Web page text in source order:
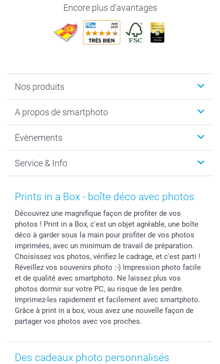
Encore plus d'avantages
Nos produits
Cadeaux photo
MyNameBook
Développement photo & Tirage photo
Cadres photo & accessoires déco
Stickers & Etiquettes
Chèque Cadeau
A propos de smartphoto
Durabilité
Gestion des cookies
Mentions Légales
Affiliation
Investor Relations
B2B smartbusiness
Droit de rétractation
Évènements
Nouvel An
Fête des Mères
Confirmation ou communion
Mariage
Fête d'anniversaire
Collection naissance
Tous les évènements
Service & Info
Tarifs et frais de livraison
Livraison en 48 heures
Modes de Paiement
Identifiez-vous
Plan du site
Statut de ma commande
smarfriends
smartgarantie
smartbonus
Prints in a Box - boîte déco avec photos
Découvrez une magnifique façon de profiter de vos
photos ! Print in a Box, c'est un objet agréable, une boîte
déco à garder sous la main pour profiter de vos photos
imprimées, avec un minimum de travail de préparation.
Choisissez vos photos, vérifiez le cadrage, et c'est parti !
Réveillez vos souvenirs photo :-) Impression photo facile
et de qualité avec smartphoto. Ne laissez plus vos
photos dormir sur votre PC, au risque de les perdre.
Imprimez-les rapidement et facilement avec smartphoto.
Grâce à print in a box, vous avez une nouvelle façon de
partager vos photos avec vos proches.
Des cadeaux photo personnalisés